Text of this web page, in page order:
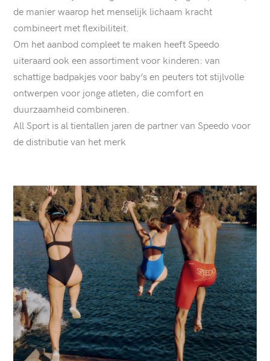
de manier waarop het menselijk lichaam kracht
combineert met flexibiliteit.
Om het aanbod compleet te maken heeft Speedo
uiteraard ook een assortiment voor kinderen: van
schattige badpakjes voor baby’s en peuters tot stijlvolle
ontwerpen voor jonge atleten, die comfort en
duurzaamheid combineren.
All Sport is al tientallen jaren de partner van Speedo voor
de distributie van het merk
articles.list
Zie
artikel:
WEES
NOOIT
BANG
OM
TE
FALEN:
VIERVOUDIG
OLYMPISCH
KAMPIOEN
LÉON
MARCHAND
WORDT
WERELDWIJDE
AMBASSADEUR
VAN
SPEEDO